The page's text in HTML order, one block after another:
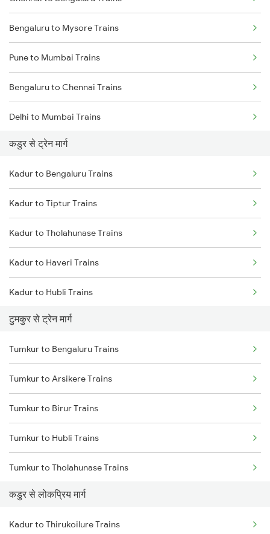
Bengaluru to Mysore Trains
Pune to Mumbai Trains
Bengaluru to Chennai Trains
Delhi to Mumbai Trains
Mumbai to Pune Trains
Delhi to Jammu Trains
Mumbai to Delhi Trains
Mumbai to Goa Trains
Chennai to Coimbatore Trains
कडुर से ट्रेन मार्ग
Kadur to Bengaluru Trains
Kadur to Tiptur Trains
Kadur to Tholahunase Trains
Kadur to Haveri Trains
Kadur to Hubli Trains
Kadur to Shimoga Trains
Kadur to Mysore Trains
Kadur to Dharwad Trains
Kadur to Bhadravati Trains
Kadur to Belagavi Trains
Kadur to Chitradurga Trains
टुमकुर से ट्रेन मार्ग
Tumkur to Bengaluru Trains
Tumkur to Arsikere Trains
Tumkur to Birur Trains
Tumkur to Hubli Trains
Tumkur to Tholahunase Trains
Tumkur to Haveri Trains
Tumkur to Tiptur Trains
कडुर से लोकप्रिय मार्ग
Kadur to Thirukoilure Trains